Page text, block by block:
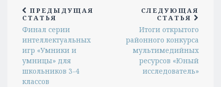
ПРЕДЫДУЩАЯ
СТАТЬЯ
Финал серии
интеллектуальных
игр «Умники и
умницы» для
школьников 3-4
классов
СЛЕДУЮЩАЯ
СТАТЬЯ
Итоги открытого
районного конкурса
мультимедийных
ресурсов «Юный
исследователь»